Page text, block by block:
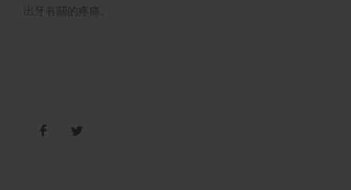
出牙有關的疼痛。